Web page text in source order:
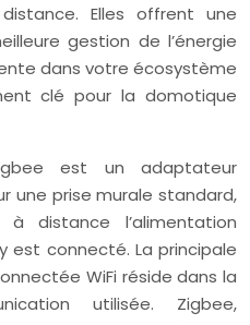
Elles offrent une
gestion de l’énergie
dans votre écosystème
clé pour la domotique
est un adaptateur
une prise murale standard,
distance l’alimentation
est connecté. La principale
WiFi réside dans la
utilisée. Zigbee,